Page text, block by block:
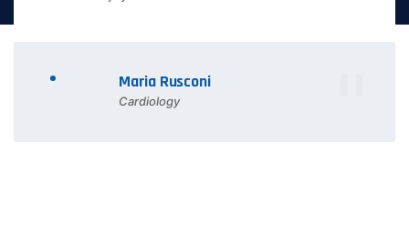
Maria Rusconi
Cardiology